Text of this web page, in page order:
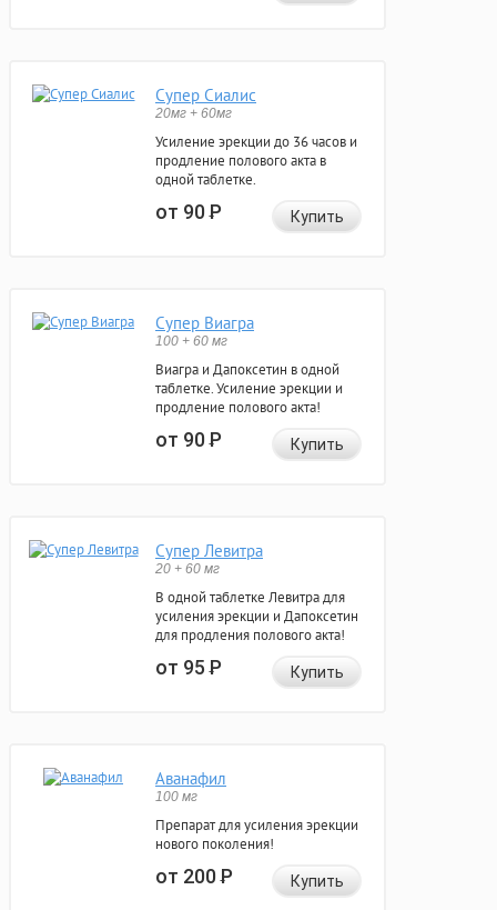
Супер Сиалис
20мг + 60мг
Усиление эрекции до 36 часов и
продление полового акта в
одной таблетке.
от 90Р Купить
Супер Виагра
100 + 60 мг
Виагра и Дапоксетин в одной
таблетке. Усиление эрекции и
продление полового акта!
от 90Р Купить
Супер Левитра
20 + 60 мг
В одной таблетке Левитра для
усиления эрекции и Дапоксетин
для продления полового акта!
от 95Р Купить
Аванафил
100 мг
Препарат для усиления эрекции
нового поколения!
от 200Р Купить